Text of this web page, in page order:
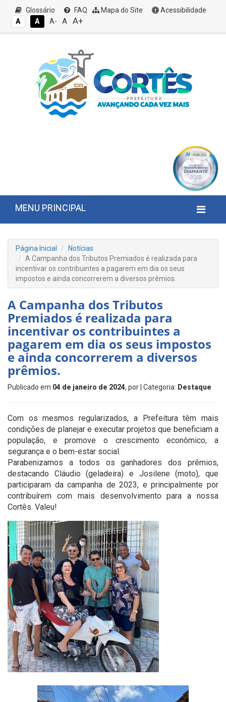
Glossário FAQ Mapa do Site
Acessibilidade
A
A A- A A+
MENU PRINCIPAL
Página Inicial
Notícias
A Campanha dos Tributos Premiados é realizada para
incentivar os contribuintes a pagarem em dia os seus
impostos e ainda concorrerem a diversos prêmios.
A Campanha dos Tributos
Premiados é realizada para
incentivar os contribuintes a
pagarem em dia os seus impostos
e ainda concorrerem a diversos
prêmios.
Publicado em 04 de janeiro de 2024, por | Categoria: Destaque
Com os mesmos regularizados, a Prefeitura têm mais
condições de planejar e executar projetos que beneficiam a
população, e promove o crescimento econômico, a
segurança e o bem-estar social.
Parabenizamos a todos os ganhadores dos prêmios,
destacando Cláudio (geladeira) e Josilene (moto), que
participaram da campanha de 2023, e principalmente por
contribuírem com mais desenvolvimento para a nossa
Cortês. Valeu!